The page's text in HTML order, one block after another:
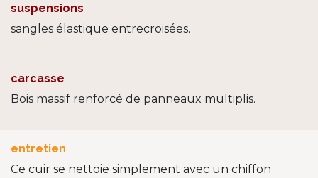
suspensions
sangles élastique entrecroisées.
carcasse
Bois massif renforcé de panneaux multiplis.
entretien
Ce cuir se nettoie simplement avec un chiffon